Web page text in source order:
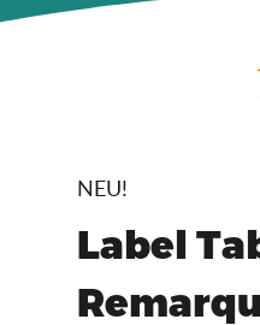
NEU!
Label